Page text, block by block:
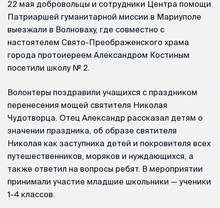
22 мая добровольцы и сотрудники Центра помощи
Патриаршей гуманитарной миссии в Мариуполе
выезжали в Волноваху, где совместно с
настоятелем Свято-Преображенского храма
города протоиереем Александром Костиным
посетили школу № 2.
Волонтеры поздравили учащихся с праздником
перенесения мощей святителя Николая
Чудотворца. Отец Александр рассказал детям о
значении праздника, об образе святителя
Николая как заступника детей и покровителя всех
путешественников, моряков и нуждающихся, а
также ответил на вопросы ребят. В мероприятии
принимали участие младшие школьники — ученики
1-4 классов.